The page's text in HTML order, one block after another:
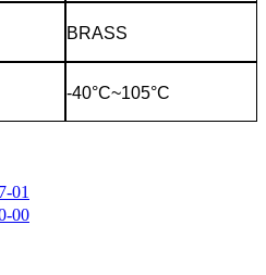
BRASS
-40°C~105°C
01
00